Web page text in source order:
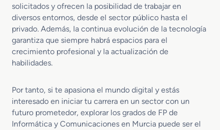
solicitados y ofrecen la posibilidad de trabajar en
diversos entornos, desde el sector público hasta el
privado. Además, la continua evolución de la tecnología
garantiza que siempre habrá espacios para el
crecimiento profesional y la actualización de
habilidades.
Por tanto, si te apasiona el mundo digital y estás
interesado en iniciar tu carrera en un sector con un
futuro prometedor, explorar los grados de FP de
Informática y Comunicaciones en Murcia puede ser el